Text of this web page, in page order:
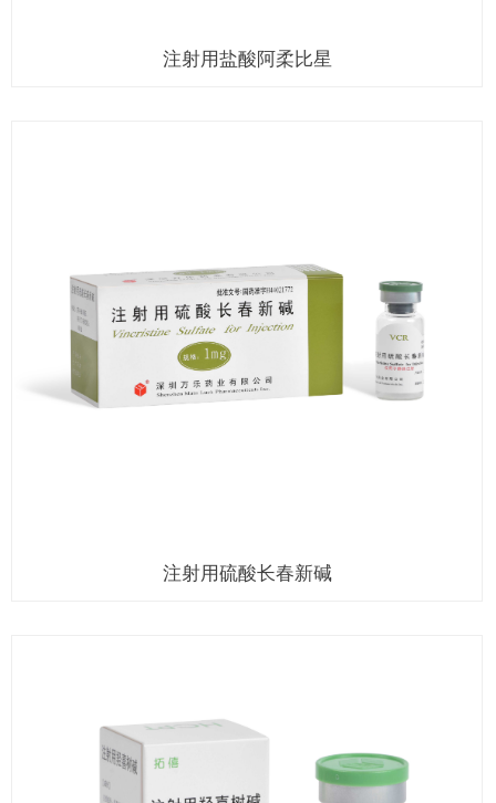
注射用盐酸阿柔比星
注射用硫酸长春新碱